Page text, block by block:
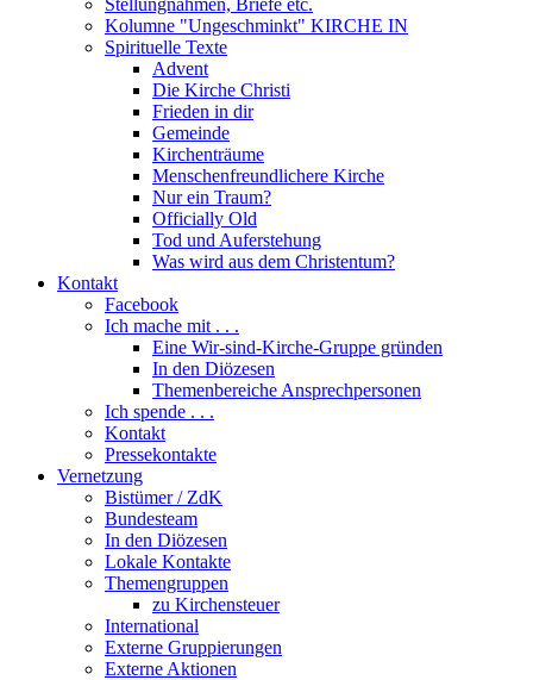
Stellungnahmen, Briefe etc.
Kolumne "Ungeschminkt" KIRCHE IN
Spirituelle Texte
Advent
Die Kirche Christi
Frieden in dir
Gemeinde
Kirchenträume
Menschenfreundlichere Kirche
Nur ein Traum?
Officially Old
Tod und Auferstehung
Was wird aus dem Christentum?
Kontakt
Facebook
Ich mache mit . . .
Eine Wir-sind-Kirche-Gruppe gründen
In den Diözesen
Themenbereiche Ansprechpersonen
Ich spende . . .
Kontakt
Pressekontakte
Vernetzung
Bistümer / ZdK
Bundesteam
In den Diözesen
Lokale Kontakte
Themengruppen
zu Kirchensteuer
International
Externe Gruppierungen
Externe Aktionen